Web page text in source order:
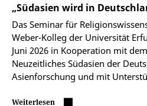
„Südasien wird in
Das Seminar für
Weber-Kolleg der Universität
Juni 2026 in Kooperation mit
Neuzeitliches Südasien der
Asienforschung und mit
Weiterlesen